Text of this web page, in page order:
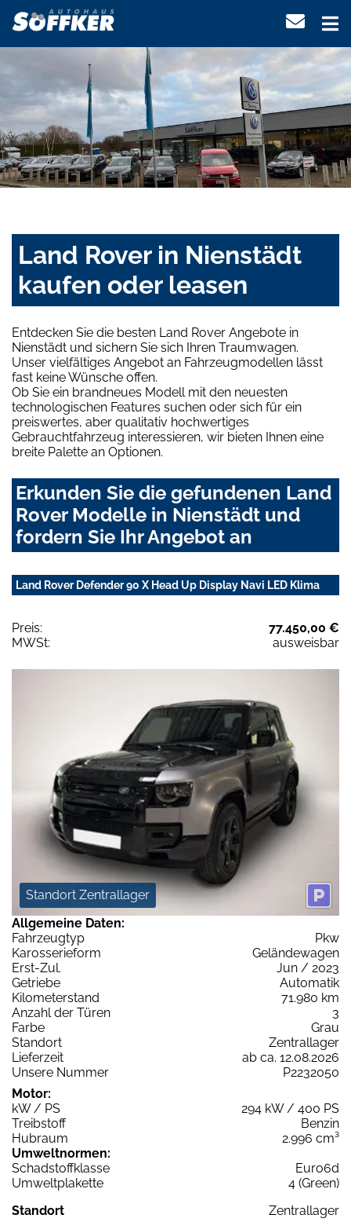
Land Rover in Nienstädt
kaufen oder leasen
Entdecken Sie die besten Land Rover Angebote in
Nienstädt und sichern Sie sich Ihren Traumwagen.
Unser vielfältiges Angebot an Fahrzeugmodellen lässt
fast keine Wünsche offen.
Ob Sie ein brandneues Modell mit den neuesten
technologischen Features suchen oder sich für ein
preiswertes, aber qualitativ hochwertiges
Gebrauchtfahrzeug interessieren, wir bieten Ihnen eine
breite Palette an Optionen.
Erkunden Sie die gefundenen Land
Rover Modelle in Nienstädt und
fordern Sie Ihr Angebot an
Land Rover Defender 90 X Head Up Display Navi LED Klima
Preis:
77.450,00 €
MWSt:
ausweisbar
Standort Zentrallager
Allgemeine Daten:
Fahrzeugtyp
Pkw
Karosserieform
Geländewagen
Erst-Zul.
Jun / 2023
Getriebe
Automatik
Kilometerstand
71.980 km
Anzahl der Türen
3
Farbe
Grau
Standort
Zentrallager
Lieferzeit
ab ca. 12.08.2026
Unsere Nummer
P2232050
Motor:
kW / PS
294 kW / 400 PS
Treibstoff
Benzin
Hubraum
2.996 cm³
Umweltnormen:
Schadstoffklasse
Euro6d
Umweltplakette
4 (Green)
Standort
Zentrallager